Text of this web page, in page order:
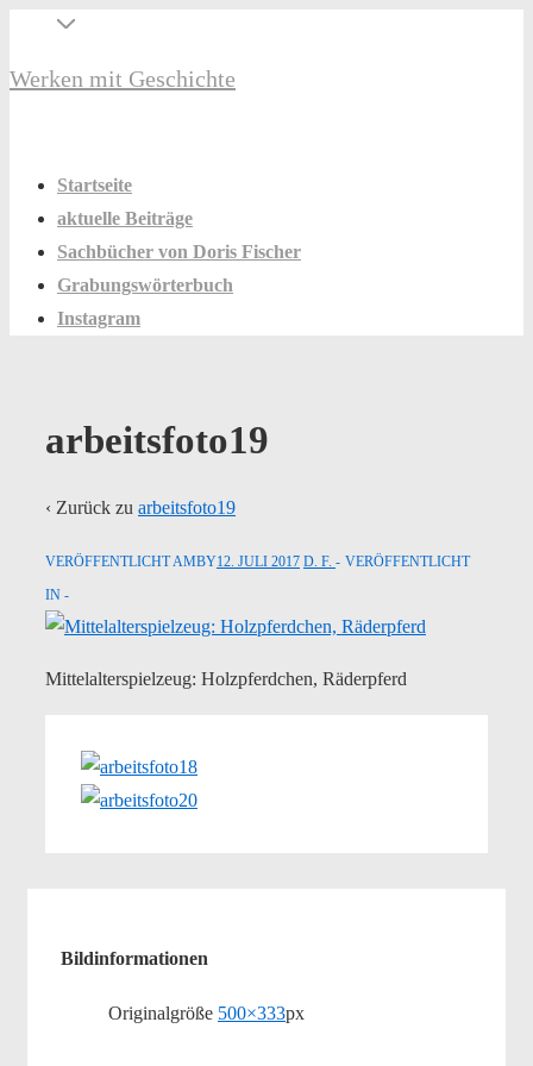
Inhalt
Secondary
Werken mit Geschichte
Startseite
aktuelle Beiträge
Sachbücher von Doris Fischer
Grabungswörterbuch
Instagram
arbeitsfoto19
‹ Zurück zu arbeitsfoto19
VERÖFFENTLICHT AMBY12. JULI 2017 D. F.
VERÖFFENTLICHT
IN
Mittelalterspielzeug: Holzpferdchen, Räderpferd
Bildinformationen
Originalgröße 500×333px